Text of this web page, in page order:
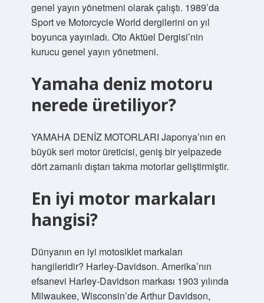
genel yayın yönetmeni olarak çalıştı. 1989’da
Sport ve Motorcycle World dergilerini on yıl
boyunca yayınladı. Oto Aktüel Dergisi’nin
kurucu genel yayın yönetmeni.
Yamaha deniz motoru
nerede üretiliyor?
YAMAHA DENİZ MOTORLARI Japonya’nın en
büyük seri motor üreticisi, geniş bir yelpazede
dört zamanlı dıştan takma motorlar geliştirmiştir.
En iyi motor markaları
hangisi?
Dünyanın en iyi motosiklet markaları
hangileridir? Harley-Davidson. Amerika’nın
efsanevi Harley-Davidson markası 1903 yılında
Milwaukee, Wisconsin’de Arthur Davidson,